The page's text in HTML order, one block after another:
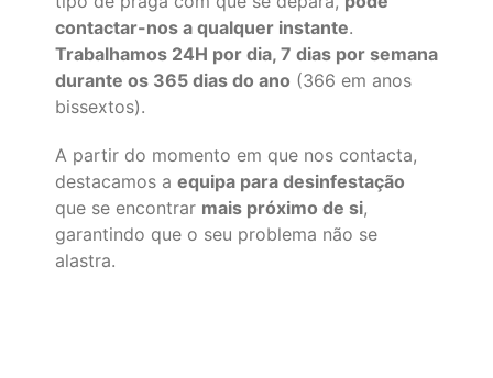
contactar-nos a qualquer instante.
Trabalhamos 24H por dia, 7 dias por semana
durante os 365 dias do ano (366 em anos
bissextos).
A partir do momento em que nos contacta,
destacamos a equipa para desinfestação
que se encontrar mais próximo de si,
garantindo que o seu problema não se
alastra.